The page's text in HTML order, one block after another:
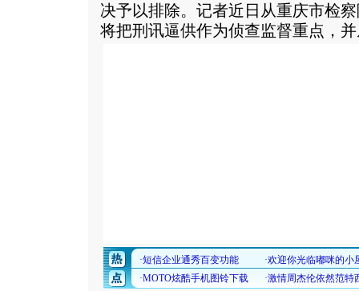
决予以排除。记者近日从重庆市检
将把刑讯逼供作为侦查监督重点，